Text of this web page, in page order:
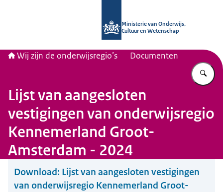
Ministerie van Onderwijs,
Cultuur en Wetenschap
Wij zijn de onderwijsregio’s Documenten
Lijst van aangesloten
vestigingen van onderwijsregio
Kennemerland Groot-
Amsterdam - 2024
Download: Lijst van aangesloten vestigingen
van onderwijsregio Kennemerland Groot-